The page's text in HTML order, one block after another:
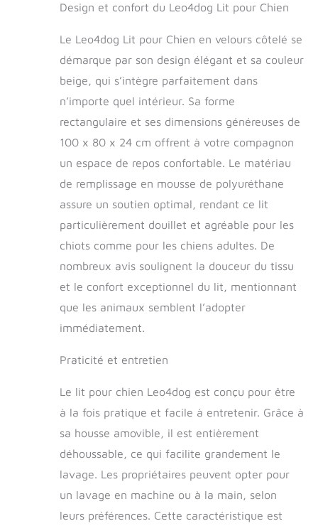
lit allie design
fonctionnalité, ce
qui en fait le lieu de
votre animal de
compagnie.
Matériau de haute
qualité : le matériau
en velours côtelé
est non seulement
est également
résistant aux
dommages,
durabilité du lit sur
une longue période
de temps. Base
antidérapante :
Grâce à la base
commodité : une
couche de
remplissage épaisse
de soutien au corps
du chien, lui
permettant de
dormir et de se
détendre
Design et confort du Leo4dog Lit pour Chien
Le Leo4dog Lit pour Chien en velours côtelé se
démarque par son design élégant et sa couleur
beige, qui s’intègre parfaitement dans
n’importe quel intérieur. Sa forme
rectangulaire et ses dimensions généreuses de
100 x 80 x 24 cm offrent à votre compagnon
un espace de repos confortable. Le matériau
de remplissage en mousse de polyuréthane
assure un soutien optimal, rendant ce lit
particulièrement douillet et agréable pour les
chiots comme pour les chiens adultes. De
nombreux avis soulignent la douceur du tissu
et le confort exceptionnel du lit, mentionnant
que les animaux semblent l’adopter
immédiatement.
Praticité et entretien
Le lit pour chien Leo4dog est conçu pour être
à la fois pratique et facile à entretenir. Grâce à
sa housse amovible, il est entièrement
déhoussable, ce qui facilite grandement le
lavage. Les propriétaires peuvent opter pour
un lavage en machine ou à la main, selon
leurs préférences. Cette caractéristique est